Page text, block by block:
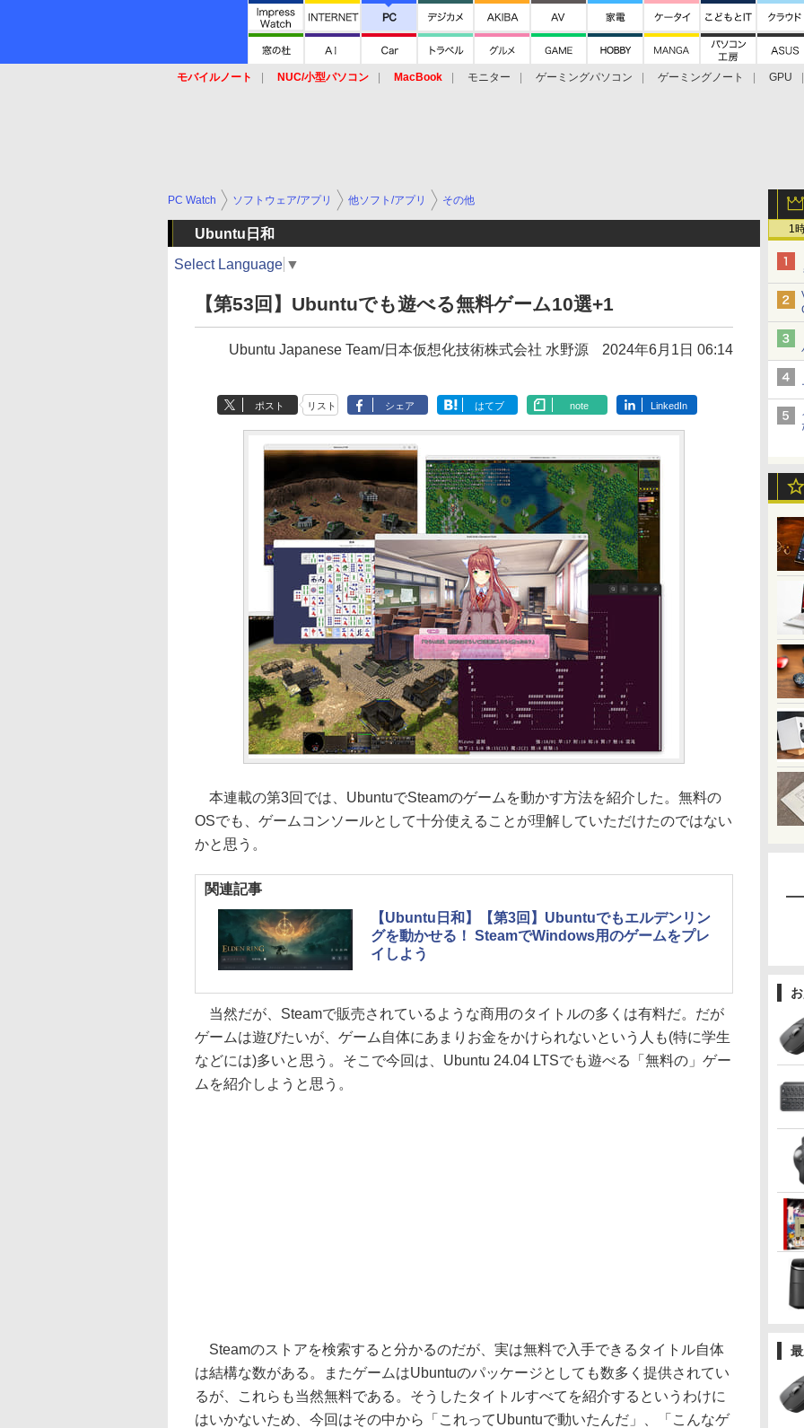
モバイルノート NUC/小型パソコン MacBook モニター ゲーミングパソコン ゲーミングノート
GPU
1
PC Watch ソフトウェア/アプリ 他ソフト/アプリ その他
Ubuntu日和
Select Language ▼
【第53回】Ubuntuでも遊べる無料ゲーム10選+1
Ubuntu Japanese Team/日本仮想化技術株式会社 水野源 2024年6月1日 06:14
ポスト リスト シェア はてブ note LinkedIn
本連載の第3回では、UbuntuでSteamのゲームを動かす方法を紹介した。無料の
OSでも、ゲームコンソールとして十分使えることが理解していただけたのではない
かと思う。
関連記事
【Ubuntu日和】【第3回】Ubuntuでもエルデンリン
グを動かせる！ SteamでWindows用のゲームをプレ
イしよう
当然だが、Steamで販売されているような商用のタイトルの多くは有料だ。だが
ゲームは遊びたいが、ゲーム自体にあまりお金をかけられないという人も(特に学生
などには)多いと思う。そこで今回は、Ubuntu 24.04 LTSでも遊べる「無料の」ゲー
ムを紹介しようと思う。
Steamのストアを検索すると分かるのだが、実は無料で入手できるタイトル自体
は結構な数がある。またゲームはUbuntuのパッケージとしても数多く提供されてい
るが、これらも当然無料である。そうしたタイトルすべてを紹介するというわけに
はいかないため、今回はその中から「これってUbuntuで動いたんだ」、「こんなゲ